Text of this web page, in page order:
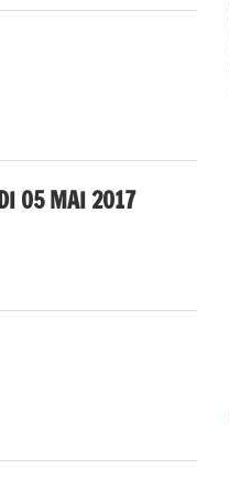
05 MAI 2017